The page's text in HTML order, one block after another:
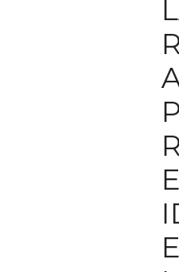
P
E